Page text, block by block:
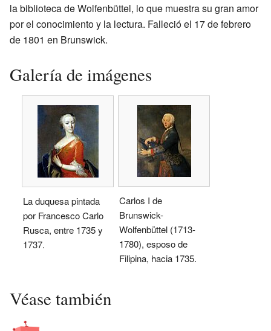
la biblioteca de Wolfenbüttel, lo que muestra su gran amor
por el conocimiento y la lectura. Falleció el 17 de febrero
de 1801 en Brunswick.
Galería de imágenes
La duquesa pintada
por Francesco Carlo
Rusca, entre 1735 y
1737.
Carlos I de
Brunswick-
Wolfenbüttel (1713-
1780), esposo de
Filipina, hacia 1735.
Véase también